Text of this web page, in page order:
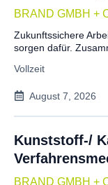
BRAND GMBH +
Vollzeit
Zukunftssichere
sorgen dafür.
August 7, 2026
Kunststoff-/
BRAND GMBH +